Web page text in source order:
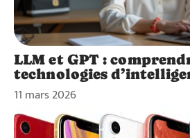
LLM et GPT :
technologies
11 mars 2026